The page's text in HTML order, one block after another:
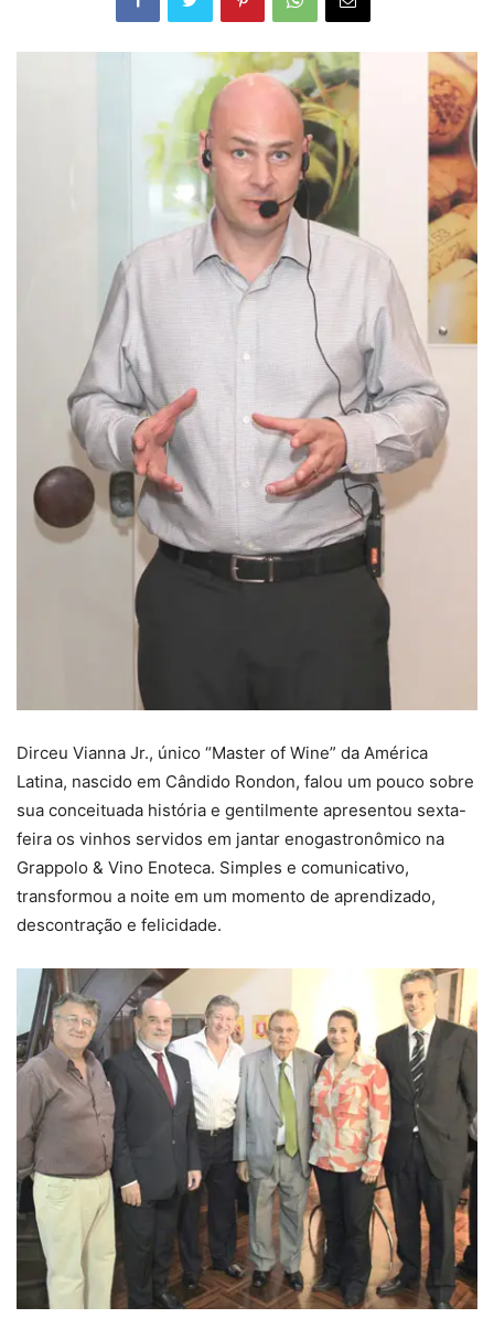
Dirceu Vianna Jr., único “Master of Wine” da América
Latina, nascido em Cândido Rondon, falou um pouco sobre
sua conceituada história e gentilmente apresentou sexta-
feira os vinhos servidos em jantar enogastronômico na
Grappolo & Vino Enoteca. Simples e comunicativo,
transformou a noite em um momento de aprendizado,
descontração e felicidade.